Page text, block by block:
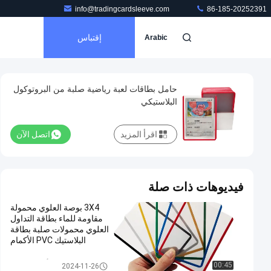
info@tradingcardsleeve.com 86-185-20252391
Arabic إقتباس
حامل بطاقات لعبة رياضية صلبة من البروتوكول
البلاستيكي
اتصل الآن اقرأ المزيد
فيديوهات ذات صلة
00:45
3X4 بوصة العلوي محمولة
مقاومة للماء بطاقة التداول
العلوي محمولات صلبة بطاقة
البلاستيك PVC الأكمام
2024-11-26